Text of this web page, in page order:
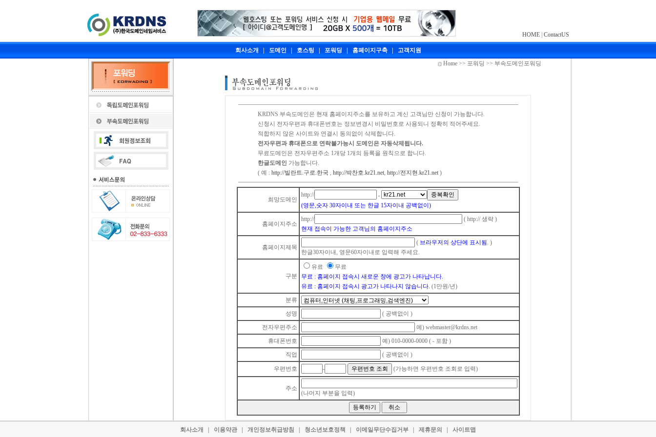
HOME ContactUS
회사소개 도메인 호스팅 포워딩 홈페이지구축
고객지원
Home >> 포워딩 >> 부속도메인포워딩
KRDNS 부속도메인은 현재 홈페이지주소를 보유하고 계신 고객님만 신청이 가능합니다.
신청시 전자우편과 휴대폰번호는 정보변경시 비밀번호로 사용되니 정확히 적어주세요.
적합하지 않은 사이트와 연결시 동의없이 삭제합니다.
전자우편과 휴대폰으로 연락불가능시 도메인은 자동삭제됩니다.
무료도메인은 전자우편주소 1개당 1개의 등록을 원칙으로 합니다.
한글도메인 가능합니다.
( 예 : http://빌란트.구로.한국 , http://박찬호.kr21.net, http://전지현.kr21.net)
희망도메인
http://
.
(영문,숫자 30자이내 또는 한글 15자이내 공백없이)
홈페이지주소
http://
( http:// 생략 )
현재 접속이 가능한 고객님의 홈페이지주소
홈페이지제목
( 브라우저의 상단에 표시됨. )
한글30자이내, 영문60자이내로 입력해 주세요.
구분
유료
무료
무료 : 홈페이지 접속시 새로운 창에 광고가 나타납니다.
유료 : 홈페이지 접속시 광고가 나타나지 않습니다. (1만원/년)
분류
성명
( 공백없이 )
전자우편주소
예) webmaster@krdns.net
휴대폰번호
예) 010-0000-0000 ( - 포함 )
직업
( 공백없이 )
우편번호 - (가능하면 우편번호 조회로 입력)
주소
(나머지 부분을 입력)
회사소개 이용약관 개인정보취급방침 청소년보호정책 이메일무단수집거부 제휴문의 사이트맵